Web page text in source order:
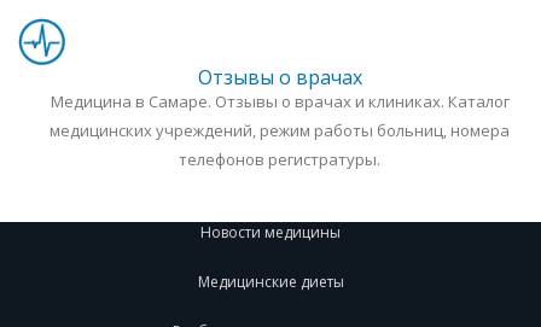
Отзывы о врачах
Медицина в Самаре. Отзывы о врачах и клиниках. Каталог
медицинских учреждений, режим работы больниц, номера
телефонов регистратуры.
Новости медицины
Медицинские диеты